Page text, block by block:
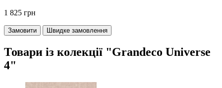
1 825 грн
Замовити Швидке замовлення
Товари із колекції "Grandeco Universe
4"